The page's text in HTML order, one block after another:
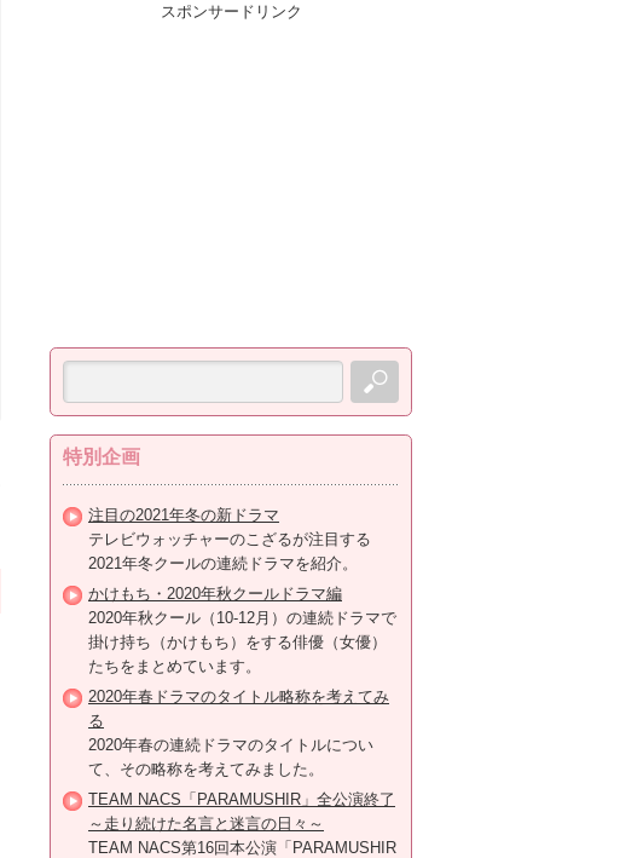
スポンサードリンク
特別企画
注目の2021年冬の新ドラマ
テレビウォッチャーのこざるが注目する
2021年冬クールの連続ドラマを紹介。
かけもち・2020年秋クールドラマ編
2020年秋クール（10-12月）の連続ドラマで
掛け持ち（かけもち）をする俳優（女優）
たちをまとめています。
2020年春ドラマのタイトル略称を考えてみ
る
2020年春の連続ドラマのタイトルについ
て、その略称を考えてみました。
TEAM NACS「PARAMUSHIR」全公演終了
～走り続けた名言と迷言の日々～
TEAM NACS第16回本公演「PARAMUSHIR